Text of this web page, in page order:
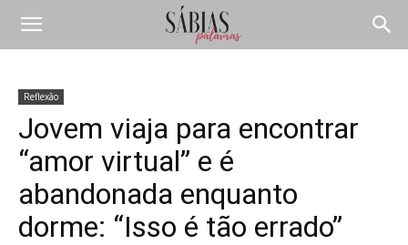
Reflexão
Jovem viaja para encontrar
“amor virtual” e é
abandonada enquanto
dorme: “Isso é tão errado”